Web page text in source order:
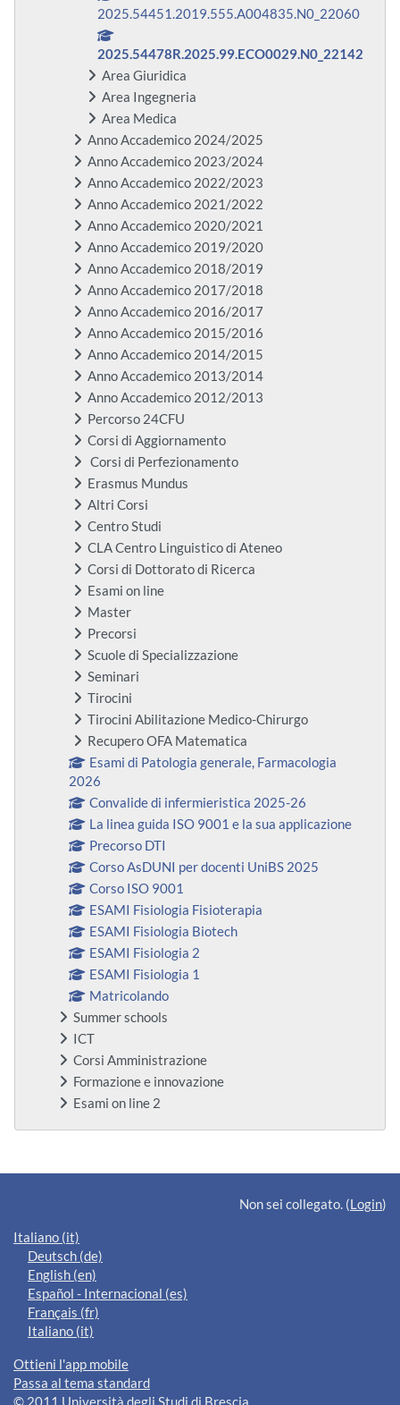
2025.54451.2019.555.A004835.N0_22060
2025.54478R.2025.99.ECO0029.N0_22142
Area Giuridica
Area Ingegneria
Area Medica
Anno Accademico 2024/2025
Anno Accademico 2023/2024
Anno Accademico 2022/2023
Anno Accademico 2021/2022
Anno Accademico 2020/2021
Anno Accademico 2019/2020
Anno Accademico 2018/2019
Anno Accademico 2017/2018
Anno Accademico 2016/2017
Anno Accademico 2015/2016
Anno Accademico 2014/2015
Anno Accademico 2013/2014
Anno Accademico 2012/2013
Percorso 24CFU
Corsi di Aggiornamento
Corsi di Perfezionamento
Erasmus Mundus
Altri Corsi
Centro Studi
CLA Centro Linguistico di Ateneo
Corsi di Dottorato di Ricerca
Esami on line
Master
Precorsi
Scuole di Specializzazione
Seminari
Tirocini
Tirocini Abilitazione Medico-Chirurgo
Recupero OFA Matematica
Esami di Patologia generale, Farmacologia
2026
Convalide di infermieristica 2025-26
La linea guida ISO 9001 e la sua applicazione
Precorso DTI
Corso AsDUNI per docenti UniBS 2025
Corso ISO 9001
ESAMI Fisiologia Fisioterapia
ESAMI Fisiologia Biotech
ESAMI Fisiologia 2
ESAMI Fisiologia 1
Matricolando
Summer schools
ICT
Corsi Amministrazione
Formazione e innovazione
Esami on line 2
Blocchi supplementari
Non sei collegato. (Login)
Italiano ‎(it)‎
Deutsch ‎(de)‎
English ‎(en)‎
Español - Internacional ‎(es)‎
Français ‎(fr)‎
Italiano ‎(it)‎
Ottieni l'app mobile
Passa al tema standard
© 2011 Università degli Studi di Brescia